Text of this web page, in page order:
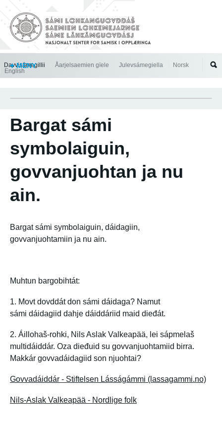
MENY
Davvisámegillii Åarjelsaemien gïele Julevsámegiella
Norsk
English
Bargat sámi
symbolaiguin,
govvanjuohtan ja nu
ain.
Bargat sámi symbolaiguin, dáidagiin,
govvanjuohtamiin ja nu ain.
Muhtun bargobihtát:
1. Movt dovddát don sámi dáidaga? Namut
sámi dáidagiid dahje dáiddáriid maid dieđát.
2. Áillohaš-rohki, Nils Aslak Valkeapää, lei sápmelaš
multidáiddár. Oza dieđuid su govvanjuohtamiid birra.
Makkár govvadáidagiid son njuohtai?
Govvadáiddár - Stiftelsen Lásságámmi (lassagammi.no)
Nils-Aslak Valkeapää - Nordlige folk